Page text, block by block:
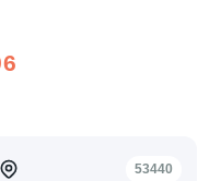
53440